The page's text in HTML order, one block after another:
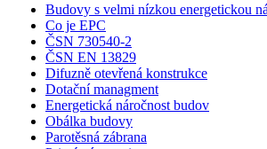
Budovy s velmi nízkou energetickou
Co je EPC
ČSN 730540-2
ČSN EN 13829
Difuzně otevřená konstrukce
Dotační managment
Energetická náročnost budov
Obálka budovy
Parotěsná zábrana